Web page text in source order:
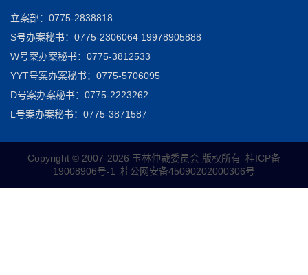
立案部：0775-2838818
S号办案秘书：0775-2306064 19978905888
W号案办案秘书：0775-3812533
YYT号案办案秘书：0775-5706095
D号案办案秘书：0775-2223262
L号案办案秘书：0775-3871587
Copyright © 2007-2026 玉林仲裁委员会 版权所有 桂ICP备
19008906号-1
桂公网安备45090202000306号